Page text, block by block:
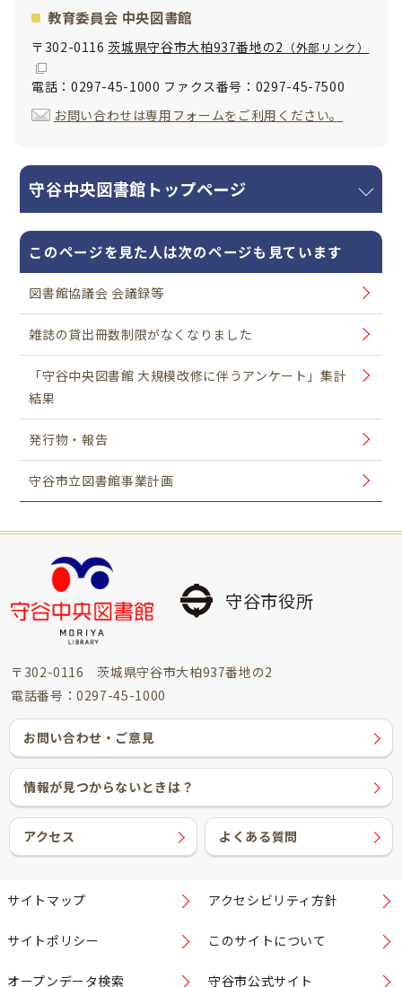
教育委員会 中央図書館
〒302-0116茨城県守谷市大柏937番地の2 （外部リンク）
電話：0297-45-1000 ファクス番号：0297-45-7500
お問い合わせは専用フォームをご利用ください。
守谷中央図書館トップページ
このページを見た人は次のページも見ています
図書館協議会 会議録等
雑誌の貸出冊数制限がなくなりました
「守谷中央図書館 大規模改修に伴うアンケート」集計
結果
発行物・報告
守谷市立図書館事業計画
守谷市役所
〒302-0116 茨城県守谷市大柏937番地の2
電話番号：0297-45-1000
お問い合わせ・ご意見
情報が見つからないときは？
アクセス よくある質問
サイトマップ アクセシビリティ方針
サイトポリシー このサイトについて
オープンデータ検索 守谷市公式サイト